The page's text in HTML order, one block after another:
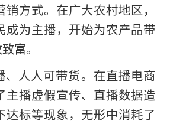
方式。在广大农村地区，
成为主播，开始为农产品带
富。
、人人可带货。在直播电商
主播虚假宣传、直播数据造
达标等现象，无形中消耗了